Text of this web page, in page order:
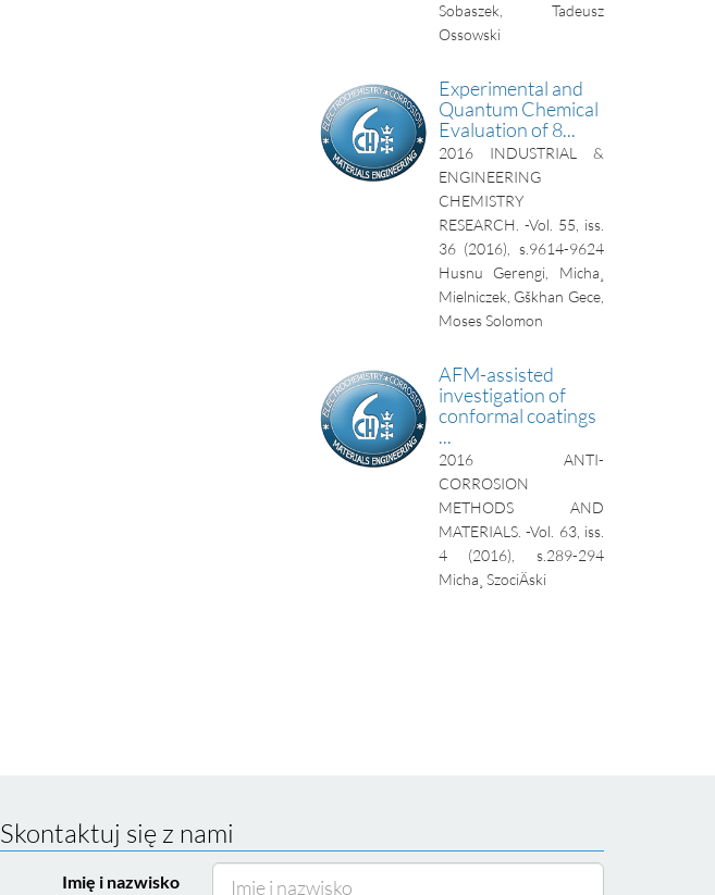
Sobaszek, Tadeusz
Ossowski
Experimental and
Quantum Chemical
Evaluation of 8...
2016
INDUSTRIAL &
ENGINEERING
CHEMISTRY
RESEARCH. -Vol. 55, iss.
36 (2016), s.9614-9624
Husnu Gerengi, Micha¸
Mielniczek, Gškhan Gece,
Moses Solomon
AFM-assisted
investigation of
conformal coatings
...
2016
ANTI-
CORROSION
METHODS AND
MATERIALS. -Vol. 63, iss.
4 (2016), s.289-294
Micha¸ SzociÄski
Skontaktuj się z nami
Imię i nazwisko